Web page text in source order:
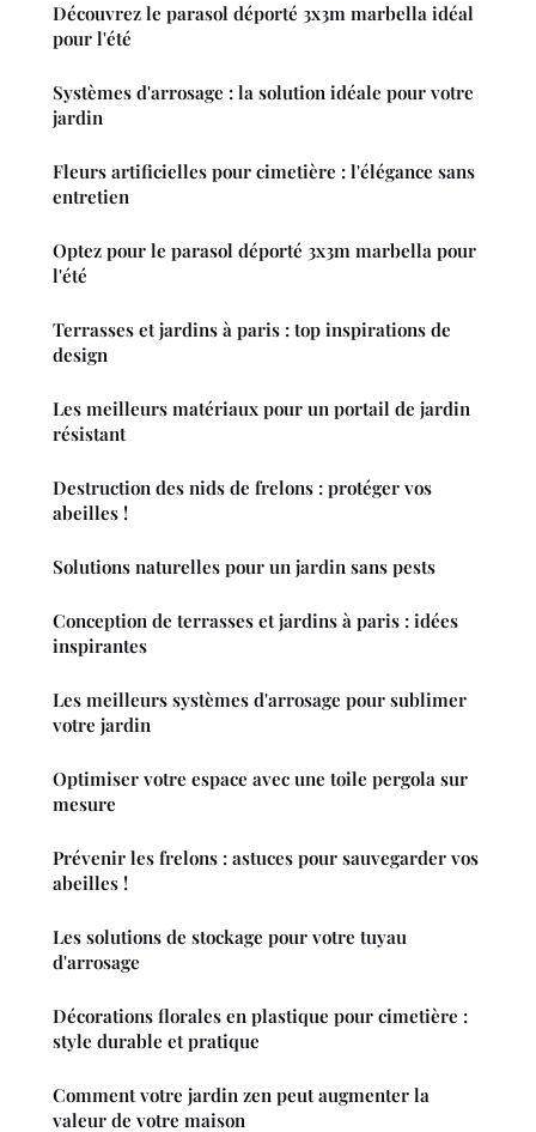
Découvrez le parasol déporté 3x3m marbella idéal
pour l'été
Systèmes d'arrosage : la solution idéale pour votre
jardin
Fleurs artificielles pour cimetière : l'élégance sans
entretien
Optez pour le parasol déporté 3x3m marbella pour
l'été
Terrasses et jardins à paris : top inspirations de
design
Les meilleurs matériaux pour un portail de jardin
résistant
Destruction des nids de frelons : protéger vos
abeilles !
Solutions naturelles pour un jardin sans pests
Conception de terrasses et jardins à paris : idées
inspirantes
Les meilleurs systèmes d'arrosage pour sublimer
votre jardin
Optimiser votre espace avec une toile pergola sur
mesure
Prévenir les frelons : astuces pour sauvegarder vos
abeilles !
Les solutions de stockage pour votre tuyau
d'arrosage
Décorations florales en plastique pour cimetière :
style durable et pratique
Comment votre jardin zen peut augmenter la
valeur de votre maison